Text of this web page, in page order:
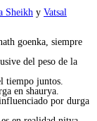
Sheikh y Vatsal
goenka, siempre
del peso de la
tiempo juntos.
en shaurya.
por durga